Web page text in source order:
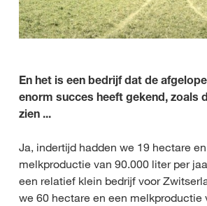
En het is een bedrijf dat de
enorm succes heeft gekend, zoals
zien ...
Ja, indertijd hadden we 19 hectare
melkproductie van 90.000 liter per
een relatief klein bedrijf voor
we 60 hectare en een melkproductie